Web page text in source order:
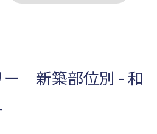
ー 新築部位別 - 和